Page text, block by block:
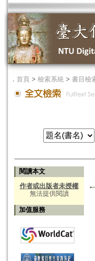
． 首頁 > 檢索系統 > 書目檢
閱讀本文
作者或出版者未授權
無法提供閱讀
加值服務